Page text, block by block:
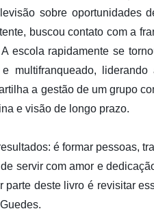
sobre oportunidades
buscou contato com a
escola rapidamente se
multifranqueado,
a gestão de um grupo
e visão de longo prazo.
é formar pessoas,
servir com amor e
deste livro é revisitar